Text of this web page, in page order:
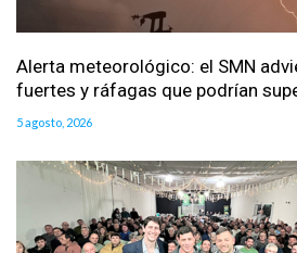
Alerta meteorológico: el SMN
fuertes y ráfagas que podrían
5 agosto, 2026